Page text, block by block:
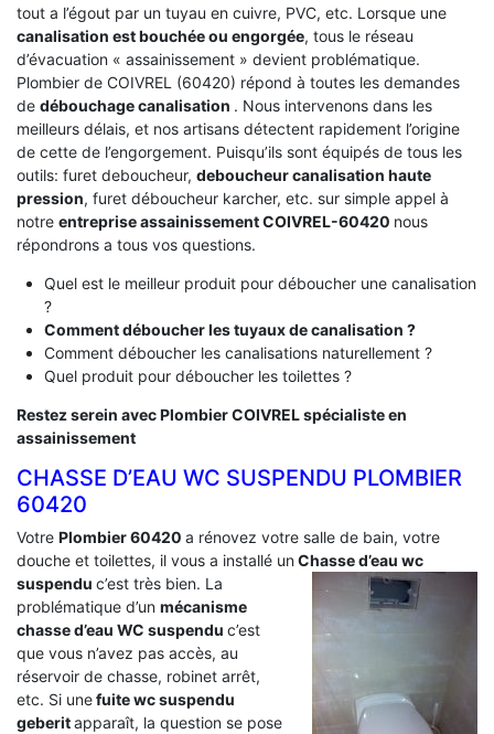
tout a l’égout par un tuyau en cuivre, PVC, etc. Lorsque une
canalisation est bouchée ou engorgée, tous le réseau
d’évacuation « assainissement » devient problématique.
Plombier de COIVREL (60420) répond à toutes les demandes
de débouchage canalisation . Nous intervenons dans les
meilleurs délais, et nos artisans détectent rapidement l’origine
de cette de l’engorgement. Puisqu’ils sont équipés de tous les
outils: furet deboucheur, deboucheur canalisation haute
pression, furet déboucheur karcher, etc. sur simple appel à
notre entreprise assainissement COIVREL-60420 nous
répondrons a tous vos questions.
Quel est le meilleur produit pour déboucher une canalisation
?
Comment déboucher les tuyaux de canalisation ?
Comment déboucher les canalisations naturellement ?
Quel produit pour déboucher les toilettes ?
Restez serein avec Plombier COIVREL spécialiste en
assainissement
CHASSE D’EAU WC SUSPENDU PLOMBIER
60420
Votre Plombier 60420 a rénovez votre salle de bain, votre
douche et toilettes, il vous a installé unChasse d’eau wc
suspendu c’est très bien. La
problématique d’un mécanisme
chasse d’eau WC suspendu c’est
que vous n’avez pas accès, au
réservoir de chasse, robinet arrêt,
etc. Si unefuite wc suspendu
geberitapparaît, la question se pose